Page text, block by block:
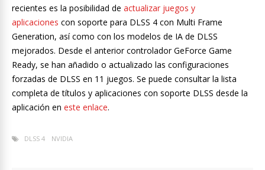
recientes es la posibilidad de actualizar juegos y
aplicaciones con soporte para DLSS 4 con Multi Frame
Generation, así como con los modelos de IA de DLSS
mejorados. Desde el anterior controlador GeForce Game
Ready, se han añadido o actualizado las configuraciones
forzadas de DLSS en 11 juegos. Se puede consultar la lista
completa de títulos y aplicaciones con soporte DLSS desde la
aplicación en este enlace.
DLSS 4 NVIDIA